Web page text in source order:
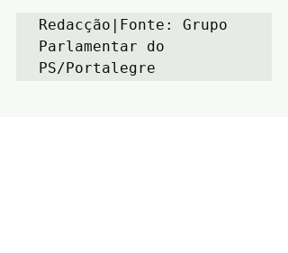
Redacção|Fonte: Grupo
Parlamentar do
PS/Portalegre